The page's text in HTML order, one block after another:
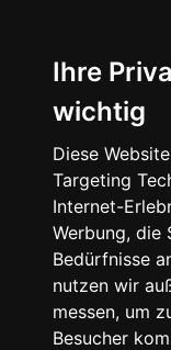
Ihre
wichtig
Diese
Targeting
Internet-
Werbung, die
Bedürfnisse
nutzen wir
messen, um
Besucher